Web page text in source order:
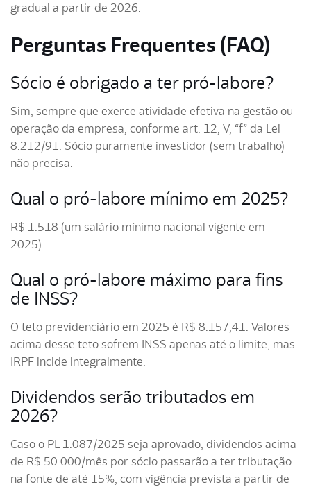
gradual a partir de 2026.
Perguntas Frequentes (FAQ)
Sócio é obrigado a ter pró-labore?
Sim, sempre que exerce atividade efetiva na gestão ou
operação da empresa, conforme art. 12, V, “f” da Lei
8.212/91. Sócio puramente investidor (sem trabalho)
não precisa.
Qual o pró-labore mínimo em 2025?
R$ 1.518 (um salário mínimo nacional vigente em
2025).
Qual o pró-labore máximo para fins
de INSS?
O teto previdenciário em 2025 é R$ 8.157,41. Valores
acima desse teto sofrem INSS apenas até o limite, mas
IRPF incide integralmente.
Dividendos serão tributados em
2026?
Caso o PL 1.087/2025 seja aprovado, dividendos acima
de R$ 50.000/mês por sócio passarão a ter tributação
na fonte de até 15%, com vigência prevista a partir de